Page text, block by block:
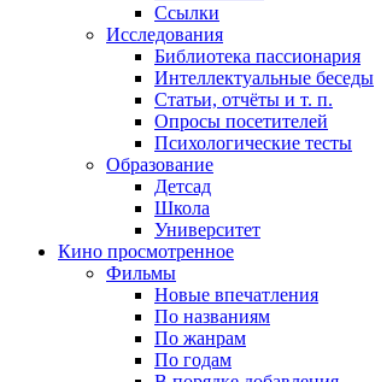
Ссылки
Исследования
Библиотека пассионария
Интеллектуальные беседы
Статьи, отчёты и т. п.
Опросы посетителей
Психологические тесты
Образование
Детсад
Школа
Университет
Кино просмотренное
Фильмы
Новые впечатления
По названиям
По жанрам
По годам